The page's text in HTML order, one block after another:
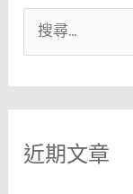
十
則：
不
斷
她
尋
關
字
近期文章